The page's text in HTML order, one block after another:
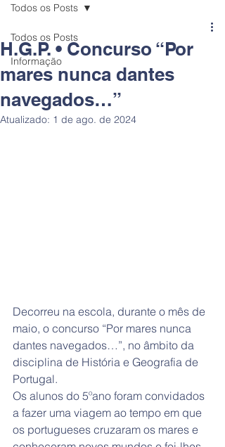
Todos os Posts
Informação
Todos os Posts
H.G.P. • Concurso “Por
mares nunca dantes
navegados…”
Atualizado: 1 de ago. de 2024
Decorreu na escola, durante o mês de
maio, o concurso “Por mares nunca
dantes navegados…”, no âmbito da
disciplina de História e Geografia de
Portugal.
Os alunos do 5ºano foram convidados
a fazer uma viagem ao tempo em que
os portugueses cruzaram os mares e